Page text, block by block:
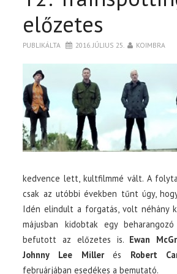
előzetes
PUBLIKÁLTA 2016. JÚLIUS 25. KOIMBRA
kedvence lett, kultfilmmé vált. A
csak az utóbbi években tűnt úgy,
Idén elindult a forgatás, volt néhány
májusban kidobtak egy
befutott az előzetes is. Ewan
Johnny Lee Millerés Robert
februárjában esedékes a bemutató.